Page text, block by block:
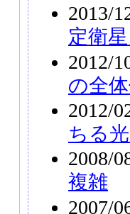
2013/
定衛
2012/
の全
2012/
ちる
2008/
複雑
2007/